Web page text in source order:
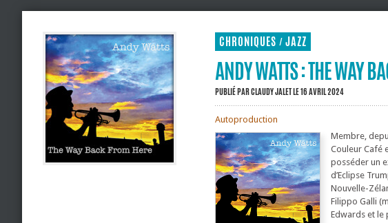
CHRONIQUES / JAZZ
ANDY WATTS : THE WAY
PUBLIÉ PARCLAUDY JALETLE 16 AVRIL 2024
Autoproduction
Membre,
Couleur Café
posséder un
d’Eclipse
Nouvelle-
Filippo Galli
Edwards et le